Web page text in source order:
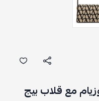
مع قلاب بيج